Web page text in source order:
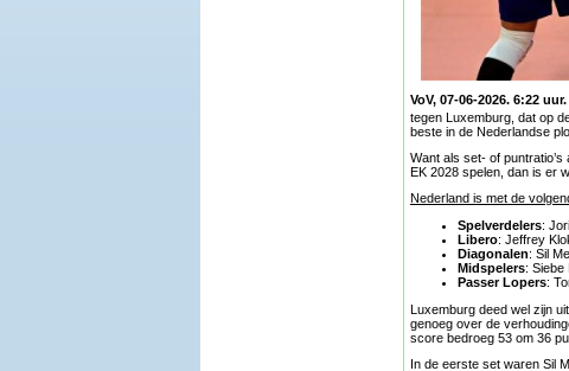
VoV, 07-06-2026. 6:22 uur.
tegen Luxemburg, dat op
beste in de Nederlandse
Want als set- of
EK 2028 spelen, dan is er
Nederland is met de
Spelverdelers:
Libero: Jeffrey
Diagonalen: Sil
Midspelers: Siebe
Passer Lopers:
Luxemburg deed wel zijn
genoeg over de
score bedroeg 53 om 36
In de eerste set waren Sil